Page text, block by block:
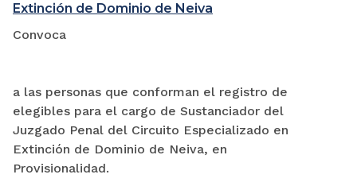
Extinción de Dominio de Neiva
Convoca
a las personas que conforman el registro de
elegibles para el cargo de Sustanciador del
Juzgado Penal del Circuito Especializado en
Extinción de Dominio de Neiva, en
Provisionalidad.